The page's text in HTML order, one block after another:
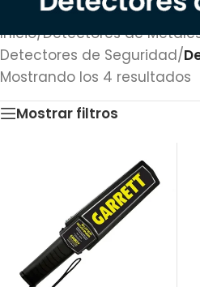
Inicio/Detectores de
Detectores de Seguridad/
Mostrando los 4 resultados
Mostrar filtros